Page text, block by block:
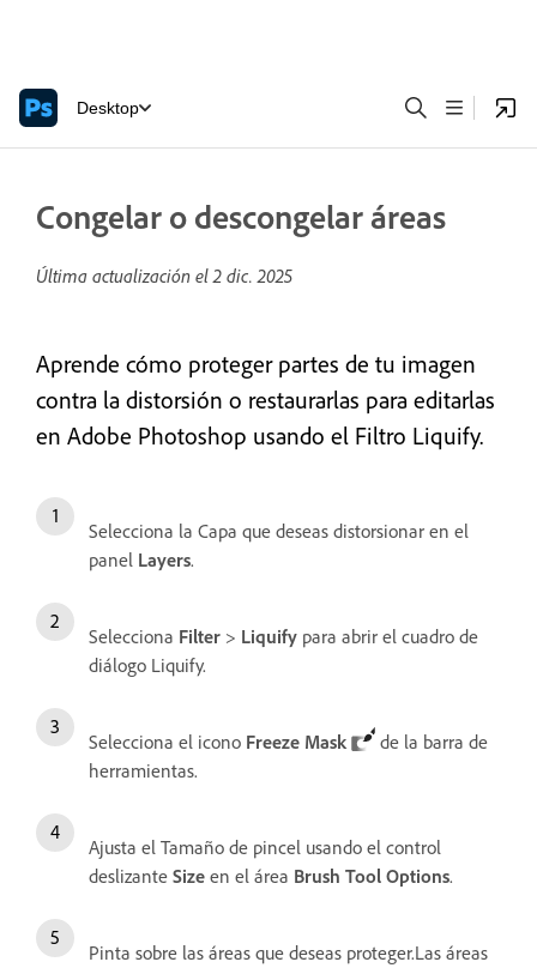
Desktop
Congelar o descongelar áreas
Última actualización el2 dic. 2025
Aprende cómo proteger partes de tu imagen
contra la distorsión o restaurarlas para editarlas
en Adobe Photoshop usando el Filtro Liquify.
Selecciona la Capa que deseas distorsionar en el
panel Layers.
Selecciona Filter > Liquify para abrir el cuadro de
diálogo Liquify.
Selecciona el icono Freeze Mask
de la barra de
herramientas.
Ajusta el Tamaño de pincel usando el control
deslizante Size en el área Brush Tool Options.
Pinta sobre las áreas que deseas proteger.Las áreas